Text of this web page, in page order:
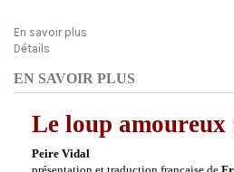
En savoir plus
Détails
EN SAVOIR PLUS
Le loup
Peire Vidal